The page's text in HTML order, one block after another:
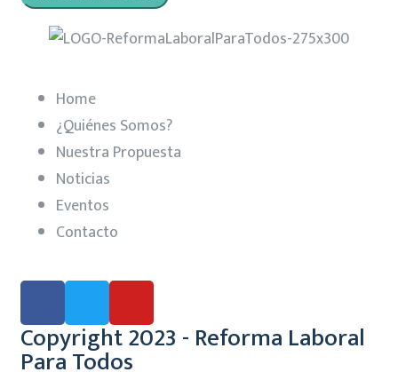
Home
¿Quiénes Somos?
Nuestra Propuesta
Noticias
Eventos
Contacto
Copyright 2023 - Reforma Laboral
Para Todos